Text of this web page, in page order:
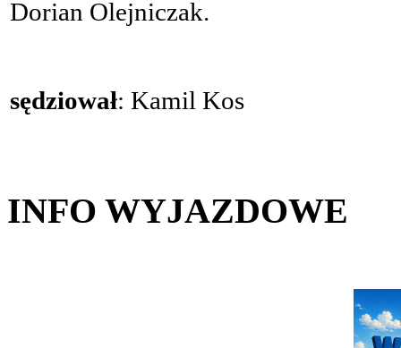
Dorian Olejniczak.
sędziował: Kamil Kos
INFO WYJAZDOWE